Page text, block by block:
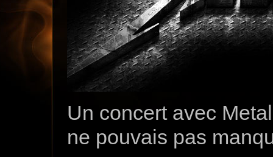
Un concert avec
ne pouvais pas